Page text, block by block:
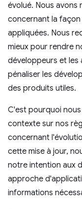
évolué. Nous avons
concernant la
appliquées. Nous
mieux pour rendre
développeurs et les
pénaliser les
des produits utiles.
C'est pourquoi
contexte sur nos
concernant
cette mise à jour,
notre intention aux
approche
informations